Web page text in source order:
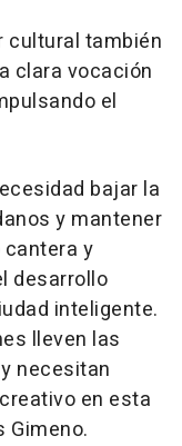
cultural también
clara vocación
el
bajar la
y mantener
y
desarrollo
inteligente.
lleven las
necesitan
en esta
Gimeno.